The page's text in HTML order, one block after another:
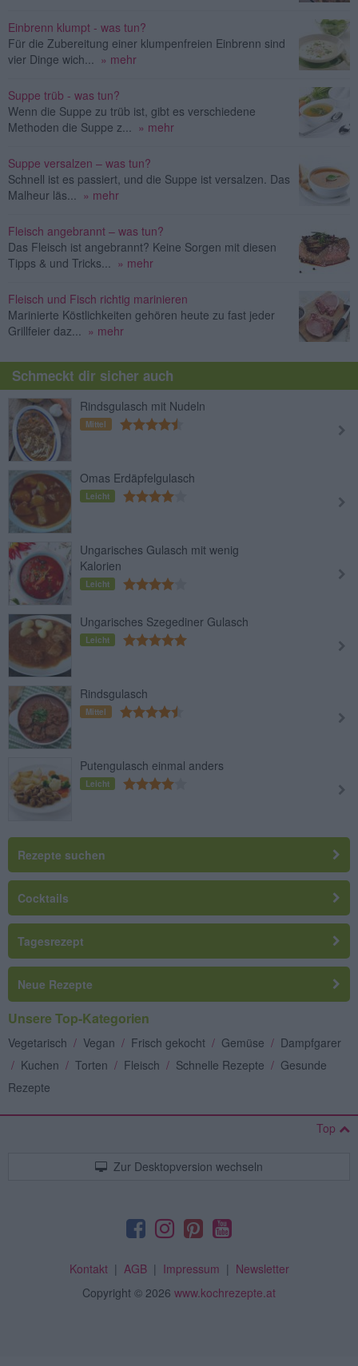
Einbrenn klumpt - was tun?
Für die Zubereitung einer klumpenfreien Einbrenn sind
vier Dinge wich...
» mehr
Suppe trüb - was tun?
Wenn die Suppe zu trüb ist, gibt es verschiedene
Methoden die Suppe z...
» mehr
Suppe versalzen – was tun?
Schnell ist es passiert, und die Suppe ist versalzen. Das
Malheur läs...
» mehr
Fleisch angebrannt – was tun?
Das Fleisch ist angebrannt? Keine Sorgen mit diesen
Tipps & und Tricks...
» mehr
Fleisch und Fisch richtig marinieren
Marinierte Köstlichkeiten gehören heute zu fast jeder
Grillfeier daz...
» mehr
Schmeckt dir sicher auch
Rindsgulasch mit Nudeln
Mittel
Omas Erdäpfelgulasch
Leicht
Ungarisches Gulasch mit wenig
Kalorien
Leicht
Ungarisches Szegediner Gulasch
Leicht
Rindsgulasch
Mittel
Putengulasch einmal anders
Leicht
Rezepte suchen
Cocktails
Tagesrezept
Neue Rezepte
Unsere Top-Kategorien
Vegetarisch / Vegan / Frisch gekocht / Gemüse / Dampfgarer
/ Kuchen / Torten / Fleisch / Schnelle Rezepte / Gesunde
Rezepte
Top
Zur Desktopversion wechseln
Kontakt| AGB| Impressum | Newsletter
Copyright © 2026 www.kochrezepte.at